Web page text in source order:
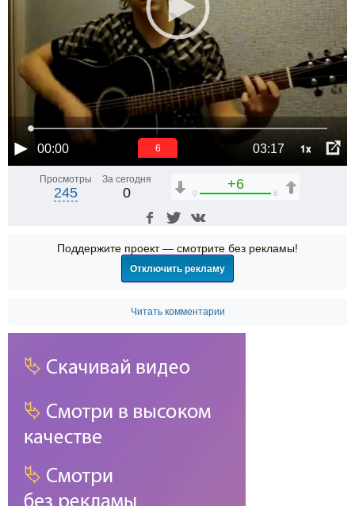
00:00 03:17 1x
5
Просмотры
245
За сегодня
0
+6
0 6
Поддержите проект — смотрите без рекламы!
Отключить рекламу
Читать комментарии